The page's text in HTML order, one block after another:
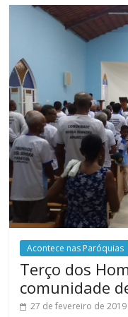
Acontece nas Paróquias
Terço dos
comunidade
27 de fevereiro de 2019